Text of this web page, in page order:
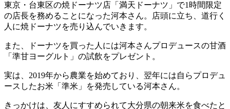
東京・台東区の焼ドーナツ店「満天ドーナツ」で1時間限定
の店長を務めることになった河本さん。店頭に立ち、道行く
人に焼ドーナツを売り込んでいきます。
また、ドーナツを買った人には河本さんプロデュースの甘酒
「準甘ヨーグルト」の試飲をプレゼント。
実は、2019年から農業を始めており、翌年には自らプロデュ
ースしたお米「準米」を発売している河本さん。
きっかけは、友人にすすめられて大分県の朝来米を食べたと